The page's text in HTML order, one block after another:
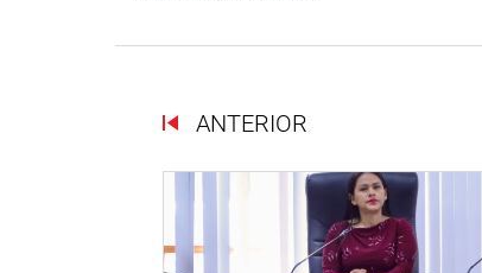
ANTERIOR